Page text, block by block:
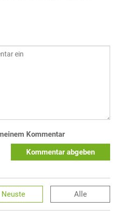
Kommentar
Kommentar abgeben
Neuste Alle